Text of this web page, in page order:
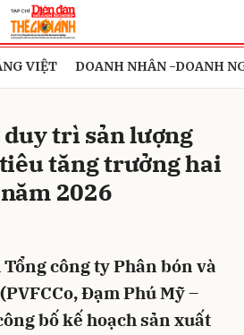
VIỆT DOANH NHÂN -DOANH
trì sản lượng
tăng trưởng hai
2026
công ty Phân bón và
Đạm Phú Mỹ –
bố kế hoạch sản xuất
Hủy Gửi